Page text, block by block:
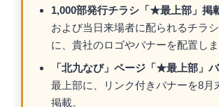
1,000部発行チラシ「★最上部」掲
および当日来場者に配られるチラ
に、貴社のロゴやバナーを配置しま
「北九なび」ページ「★最上部」
最上部に、リンク付きバナーを8月
掲載。